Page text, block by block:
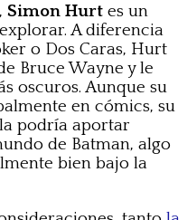
Simon Hurt es un
A diferencia
o Dos Caras, Hurt
Bruce Wayne y le
oscuros. Aunque su
en cómics, su
podría aportar
de Batman, algo
bien bajo la